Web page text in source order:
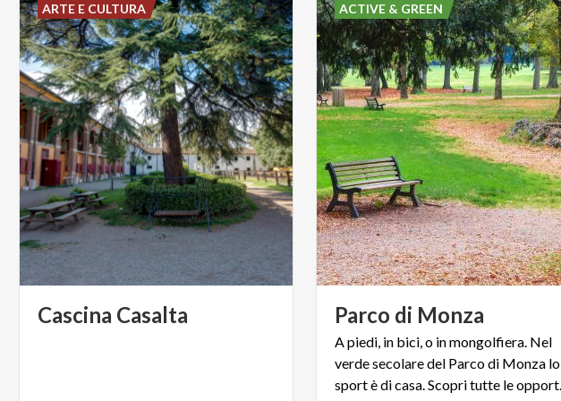
Cascina Casalta
ARTE E CULTURA
Parco di Monza
A piedi, in bici, o in mongolfiera. Nel
verde secolare del Parco di Monza lo
ACTIVE & GREEN